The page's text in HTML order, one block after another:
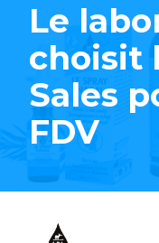
Le
choisit
Sales
FDV